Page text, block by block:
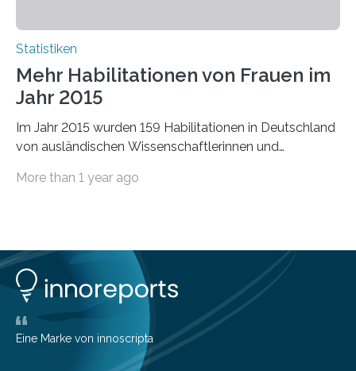
Statistiken
Mehr Habilitationen von Frauen im
Jahr 2015
Im Jahr 2015 wurden 159 Habilitationen in Deutschland
von ausländischen Wissenschaftlerinnen und
More than 1 year ago
Eine Marke von innoscripta